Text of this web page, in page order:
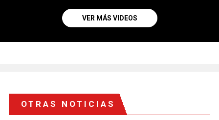
VER MÁS VIDEOS
OTRAS NOTICIAS